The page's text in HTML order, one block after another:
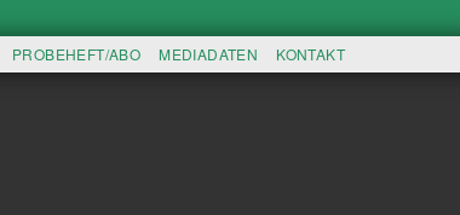
PROBEHEFT/ABO MEDIADATEN KONTAKT